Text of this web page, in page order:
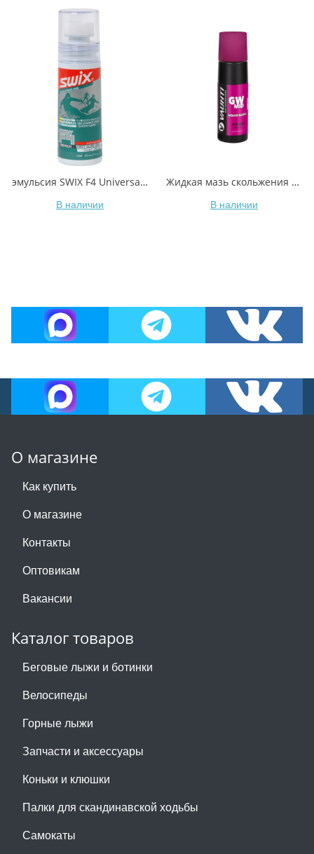
эмульсия SWIX F4 Universal Glide Wax, 80ml
В наличии
Жидкая мазь скольжения VAUHTI GW MID EV-341-LGWM +0/-5°C 80 мл
В наличии
О магазине
Как купить
О магазине
Контакты
Оптовикам
Вакансии
Каталог товаров
Беговые лыжи и ботинки
Велосипеды
Горные лыжи
Запчасти и аксессуары
Коньки и клюшки
Палки для скандинавской ходьбы
Самокаты